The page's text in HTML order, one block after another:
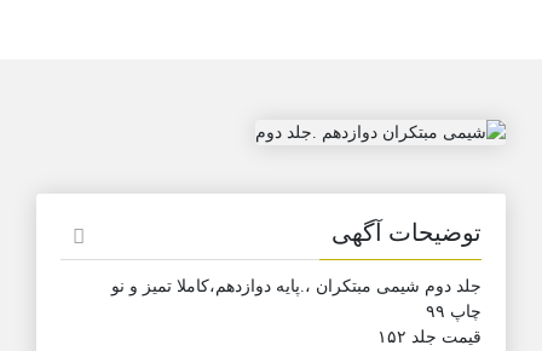
توضیحات آگهی
جلد دوم شیمی مبتکران ،.پایه دوازدهم،کاملا تمیز و نو
چاپ ۹۹
قیمت جلد ۱۵۲